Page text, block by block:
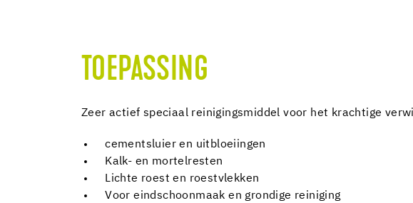
TOEPASSING
Zeer actief speciaal reinigingsmiddel voor het krachtige
cementsluier en uitbloeiingen
Kalk- en mortelresten
Lichte roest en roestvlekken
Voor eindschoonmaak en grondige reiniging